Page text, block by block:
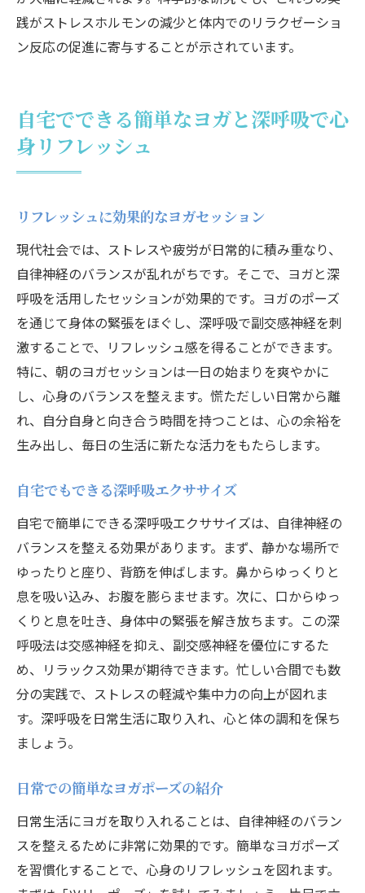
践がストレスホルモンの減少と体内でのリラクゼーショ
ン反応の促進に寄与することが示されています。
自宅でできる簡単なヨガと深呼吸で心
身リフレッシュ
リフレッシュに効果的なヨガセッション
現代社会では、ストレスや疲労が日常的に積み重なり、
自律神経のバランスが乱れがちです。そこで、ヨガと深
呼吸を活用したセッションが効果的です。ヨガのポーズ
を通じて身体の緊張をほぐし、深呼吸で副交感神経を刺
激することで、リフレッシュ感を得ることができます。
特に、朝のヨガセッションは一日の始まりを爽やかに
し、心身のバランスを整えます。慌ただしい日常から離
れ、自分自身と向き合う時間を持つことは、心の余裕を
生み出し、毎日の生活に新たな活力をもたらします。
自宅でもできる深呼吸エクササイズ
自宅で簡単にできる深呼吸エクササイズは、自律神経の
バランスを整える効果があります。まず、静かな場所で
ゆったりと座り、背筋を伸ばします。鼻からゆっくりと
息を吸い込み、お腹を膨らませます。次に、口からゆっ
くりと息を吐き、身体中の緊張を解き放ちます。この深
呼吸法は交感神経を抑え、副交感神経を優位にするた
め、リラックス効果が期待できます。忙しい合間でも数
分の実践で、ストレスの軽減や集中力の向上が図れま
す。深呼吸を日常生活に取り入れ、心と体の調和を保ち
ましょう。
日常での簡単なヨガポーズの紹介
日常生活にヨガを取り入れることは、自律神経のバラン
スを整えるために非常に効果的です。簡単なヨガポーズ
を習慣化することで、心身のリフレッシュを図れます。